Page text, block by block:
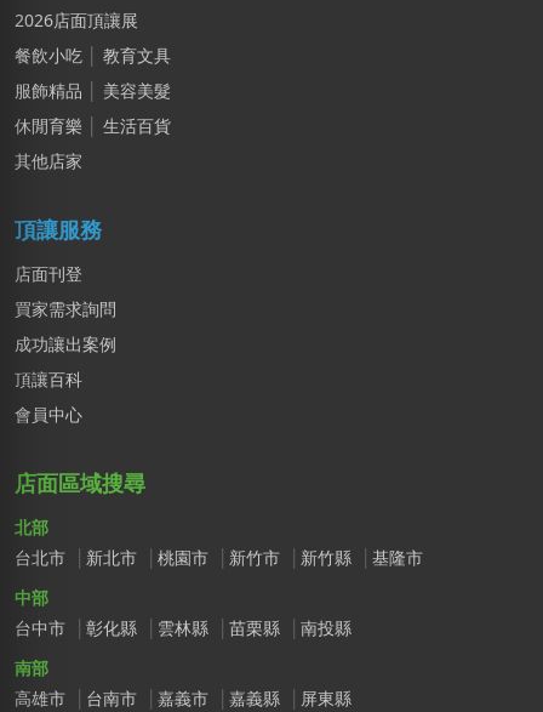
2026店面頂讓展
餐飲小吃
教育文具
服飾精品
美容美髮
休閒育樂
生活百貨
其他店家
頂讓服務
店面刊登
買家需求詢問
成功讓出案例
頂讓百科
會員中心
店面區域搜尋
北部
台北市
新北市 桃園市 新竹市 新竹縣
基隆市
中部
台中市
彰化縣 雲林縣 苗栗縣
南投縣
南部
高雄市
台南市 嘉義市 嘉義縣 屏東縣